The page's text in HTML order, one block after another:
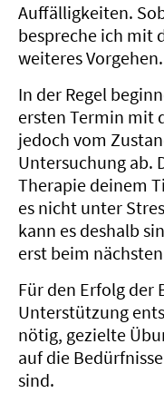
Auffälligkeiten.
bespreche ich mit
weiteres Vorgehen.
In der Regel
ersten Termin mit
jedoch vom
Untersuchung ab.
Therapie deinem
es nicht unter
kann es deshalb
erst beim
Für den Erfolg der
Unterstützung
nötig, gezielte
auf die
sind.